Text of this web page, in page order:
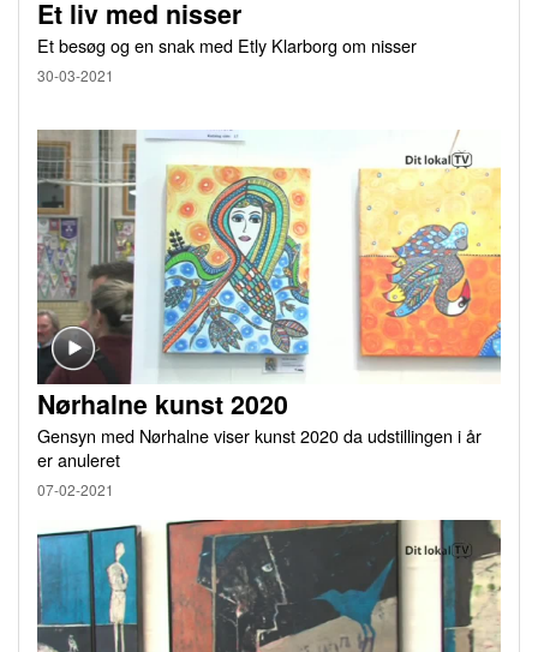
Et liv med nisser
Et besøg og en snak med Etly Klarborg om nisser
30-03-2021
Nørhalne kunst 2020
Gensyn med Nørhalne viser kunst 2020 da udstillingen i år
er anuleret
07-02-2021